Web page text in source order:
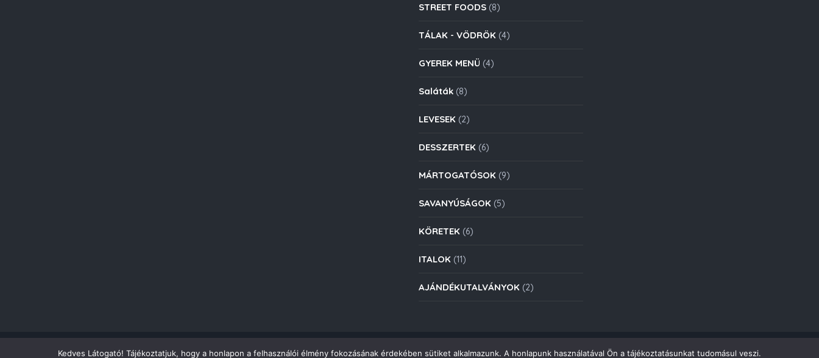
STREET FOODS (8)
TÁLAK - VÖDRÖK (4)
GYEREK MENÜ (4)
Saláták (8)
LEVESEK (2)
DESSZERTEK (6)
MÁRTOGATÓSOK (9)
SAVANYÚSÁGOK (5)
KÖRETEK (6)
ITALOK (11)
AJÁNDÉKUTALVÁNYOK (2)
Kedves Látogató! Tájékoztatjuk, hogy a honlapon a felhasználói élmény fokozásának érdekében sütiket alkalmazunk. A honlapunk használatával Ön a tájékoztatásunkat tudomásul veszi.